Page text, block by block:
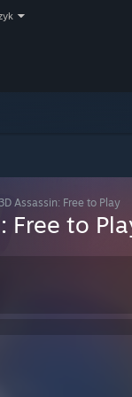
Assassin: Free to Play
Free to